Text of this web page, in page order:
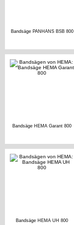
Bandsäge PANHANS BSB 800
Bandsäge HEMA Garant 800
Bandsäge HEMA UH 800